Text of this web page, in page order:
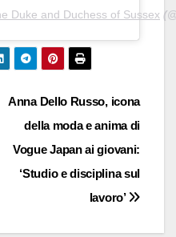
Duke and Duchess of Sussex
Anna Dello Russo, icona
della moda e anima di
Vogue Japan ai giovani:
‘Studio e disciplina sul
lavoro’